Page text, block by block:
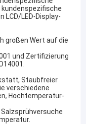
kundenspezifische
LCD/LED-Display-
großen Wert auf die
und Zertifizierung
Staubfreier
verschiedene
Hochtemperatur-